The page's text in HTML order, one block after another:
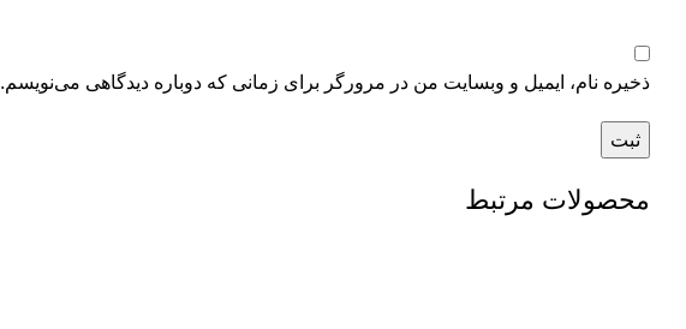
ذخیره نام، ایمیل و وبسایت من در مرورگر برای زمانی که دوباره دیدگاهی می‌نویسم.
محصولات مرتبط